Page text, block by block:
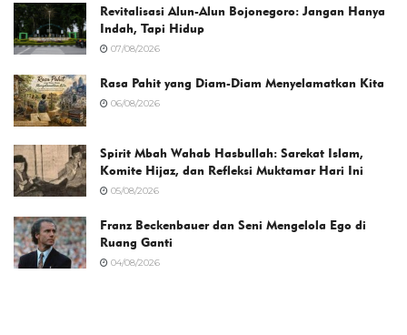
Revitalisasi Alun-Alun Bojonegoro: Jangan Hanya
Indah, Tapi Hidup
07/08/2026
Rasa Pahit yang Diam-Diam Menyelamatkan Kita
06/08/2026
Spirit Mbah Wahab Hasbullah: Sarekat Islam,
Komite Hijaz, dan Refleksi Muktamar Hari Ini
05/08/2026
Franz Beckenbauer dan Seni Mengelola Ego di
Ruang Ganti
04/08/2026